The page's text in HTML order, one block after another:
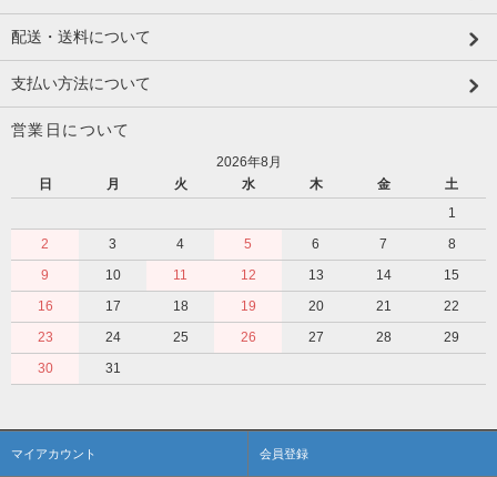
配送・送料について
支払い方法について
営業日について
2026年8月
日
月 火 水 木 金
土
1
2
3 4 5 6 7
8
9
10 11 12 13 14
15
16
17 18 19 20 21
22
23
24 25 26 27 28
29
30
31
マイアカウント 会員登録